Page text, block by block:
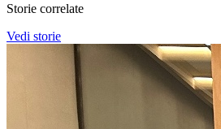
Storie correlate
Vedi storie